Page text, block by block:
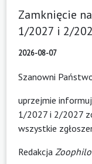
Zamknięcie
1/2027 i 2/
2026-08-07
Szanowni
uprzejmie
1/2027 i 2/2027
wszystkie
Redakcja